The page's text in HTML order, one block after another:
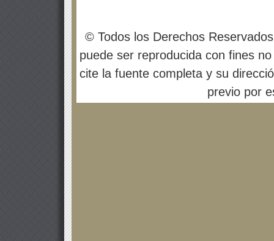
© Todos los Derechos
puede ser reproducida con fines
cite la fuente completa y su
previo por